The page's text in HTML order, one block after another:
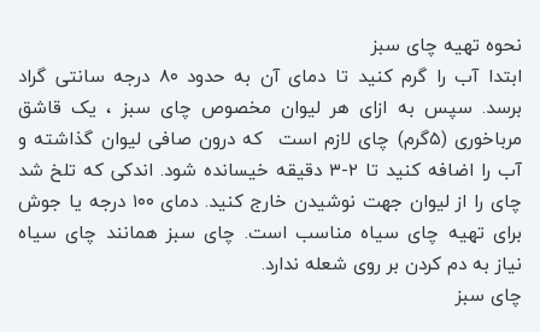
نحوه تهیه چای سبز
ابتدا آب را گرم کنید تا دمای آن به حدود ۸۰ درجه سانتی گراد
برسد. سپس به ازای هر لیوان مخصوص چای سبز ، یک قاشق
مرباخوری (۵گرم) چای لازم است که درون صافی لیوان گذاشته و
آب را اضافه کنید تا ۲-۳ دقیقه خیسانده شود. اندکی که تلخ شد
چای را از لیوان جهت نوشیدن خارج کنید. دمای ۱۰۰ درجه یا جوش
برای تهیه چای سیاه مناسب است. چای سبز همانند چای سیاه
نیاز به دم کردن بر روی شعله ندارد.
چای سبز